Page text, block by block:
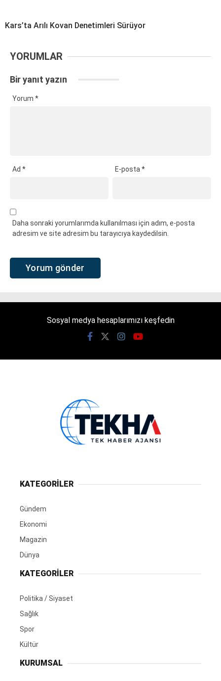
Kars’ta Arılı Kovan Denetimleri Sürüyor
YORUMLAR
Bir yanıt yazın
Yorum *
Ad * E-posta*
Daha sonraki yorumlarımda kullanılması için adım, e-posta
adresim ve site adresim bu tarayıcıya kaydedilsin.
Sosyal medya hesaplarımızı keşfedin
KATEGORİLER
Gündem
Ekonomi
Magazin
Dünya
KATEGORİLER
Politika / Siyaset
Sağlık
Spor
Kültür
KURUMSAL